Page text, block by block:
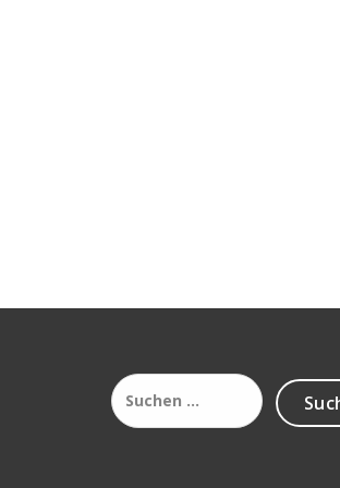
Suchen
nach: